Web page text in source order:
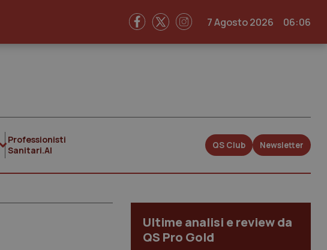
7 Agosto 2026 06:06
Professionisti
Sanitari.AI
QS Club Newsletter
Ultime analisi e review da
QS Pro Gold